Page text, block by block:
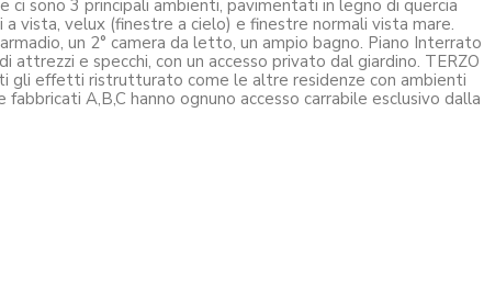
ci sono 3 principali ambienti, pavimentati in legno di quercia
velux (finestre a cielo) e finestre normali vista mare.
un 2° camera da letto, un ampio bagno. Piano Interrato
e specchi, con un accesso privato dal giardino. TERZO
gli effetti ristrutturato come le altre residenze con ambienti
A,B,C hanno ognuno accesso carrabile esclusivo dalla